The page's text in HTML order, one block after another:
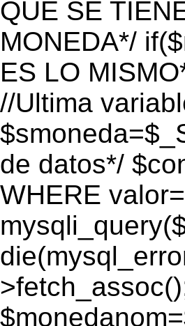
QUE SE
MONEDA*/
ES LO
//Ultima
de datos*/
WHERE